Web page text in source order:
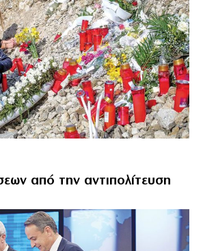
από την αντιπολίτευση